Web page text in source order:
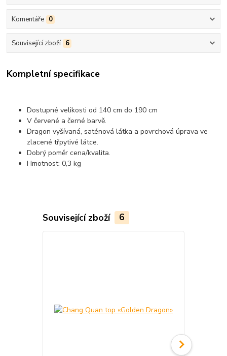
Komentáře 0
Související zboží 6
Kompletní specifikace
Dostupné velikosti od 140 cm do 190 cm
V červené a černé barvě.
Dragon vyšívaná, saténová látka a povrchová úprava ve
zlacené třpytivé látce.
Dobrý poměr cena/kvalita.
Hmotnost: 0,3 kg
Související zboží 6